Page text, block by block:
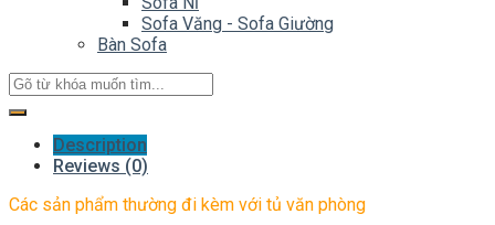
Sofa Văng - Sofa Giường
Bàn Sofa
Description
Reviews (0)
Các sản phẩm thường đi kèm với tủ văn phòng